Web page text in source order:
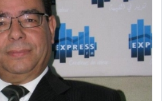
PRESSE
BOURSE DE TUNIS : UN BILAN
HEBDOMADAIRE...